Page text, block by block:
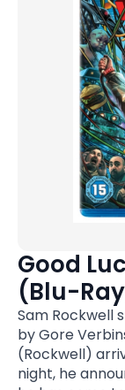
Good
(Blu-
Sam Rockwell
by Gore
(Rockwell)
night, he